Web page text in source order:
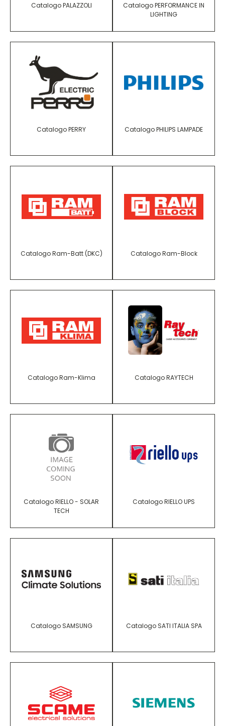
Catalogo PALAZZOLI
Catalogo PERFORMANCE IN
LIGHTING
Catalogo PERRY Catalogo PHILIPS LAMPADE
Catalogo Ram-Batt (DKC) Catalogo Ram-Block
Catalogo Ram-Klima Catalogo RAYTECH
Catalogo RIELLO - SOLAR
TECH
Catalogo RIELLO UPS
Catalogo SAMSUNG Catalogo SATI ITALIA SPA